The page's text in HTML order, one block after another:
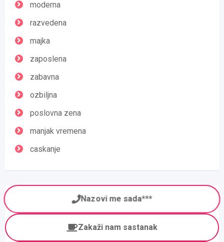
moderna
razvedena
majka
zaposlena
zabavna
ozbiljna
poslovna zena
manjak vremena
caskanje
Nazovi me sada***
Zakaži nam sastanak